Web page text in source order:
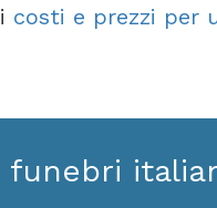
costi e prezzi per
funebri